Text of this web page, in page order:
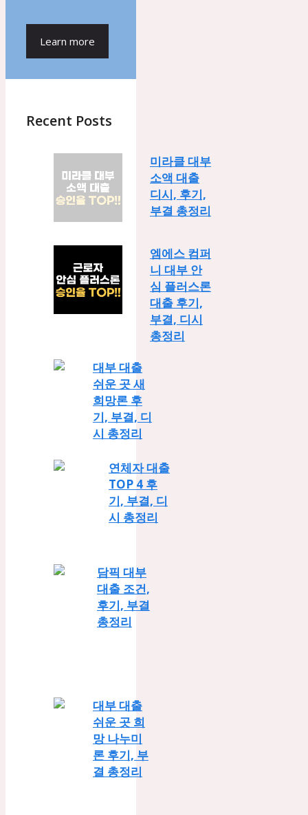
Learn more
Recent Posts
미라클 대부
소액 대출
디시, 후기,
부결 총정리
엠에스 컴퍼
니 대부 안
심 플러스론
대출 후기,
부결, 디시
총정리
대부 대출
쉬운 곳 새
희망론 후
기, 부결, 디
시 총정리
연체자 대출
TOP 4 후
기, 부결, 디
시 총정리
담픽 대부
대출 조건,
후기, 부결
총정리
대부 대출
쉬운 곳 희
망 나누미
론 후기, 부
결 총정리